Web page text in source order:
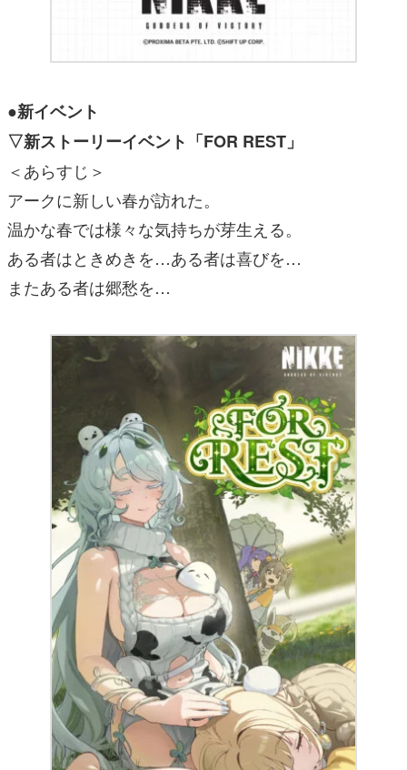
●新イベント
▽新ストーリーイベント「FOR REST」
＜あらすじ＞
アークに新しい春が訪れた。
温かな春では様々な気持ちが芽生える。
ある者はときめきを…ある者は喜びを…
またある者は郷愁を…